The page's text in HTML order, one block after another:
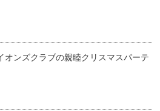
オンズクラブの親睦クリスマスパーテ